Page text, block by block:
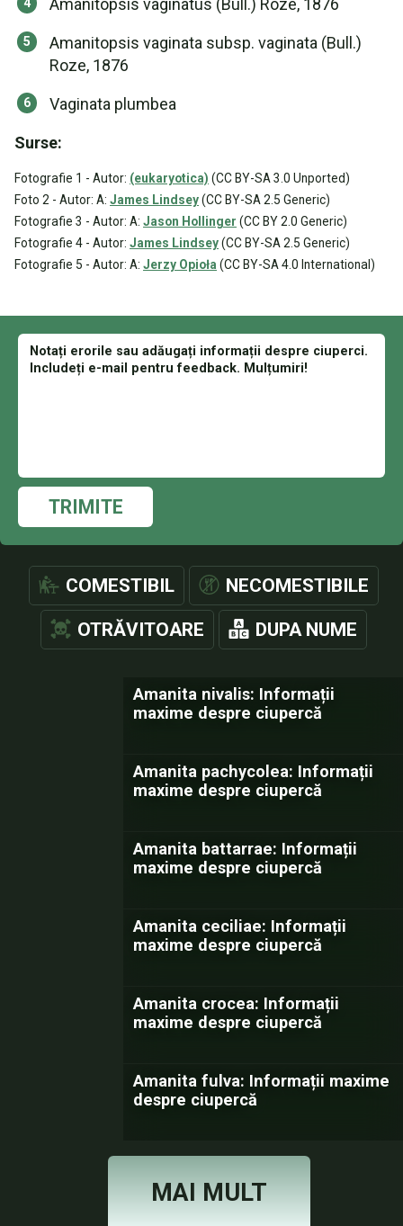
Amanitopsis vaginatus (Bull.) Roze, 1876
Amanitopsis vaginata subsp. vaginata (Bull.)
Roze, 1876
Vaginata plumbea
Surse:
Fotografie 1 - Autor: (eukaryotica) (CC BY-SA 3.0 Unported)
Foto 2 - Autor: A: James Lindsey(CC BY-SA 2.5 Generic)
Fotografie 3 - Autor: A: Jason Hollinger (CC BY 2.0 Generic)
Fotografie 4 - Autor: James Lindsey(CC BY-SA 2.5 Generic)
Fotografie 5 - Autor: A: Jerzy Opioła (CC BY-SA 4.0 International)
TRIMITE
COMESTIBIL NECOMESTIBILE
OTRĂVITOARE DUPA NUME
Amanita nivalis: Informații
maxime despre ciupercă
Amanita pachycolea: Informații
maxime despre ciupercă
Amanita battarrae: Informații
maxime despre ciupercă
Amanita ceciliae: Informații
maxime despre ciupercă
Amanita crocea: Informații
maxime despre ciupercă
Amanita fulva: Informații maxime
despre ciupercă
MAI MULT